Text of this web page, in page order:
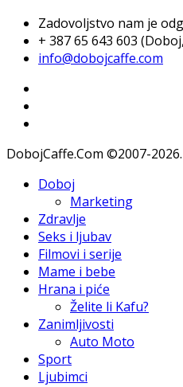
Zadovoljstvo nam je
+ 387 65 643 603
info@dobojcaffe.com
DobojCaffe.Com ©2007-
Doboj
Marketing
Zdravlje
Seks i ljubav
Filmovi i serije
Mame i bebe
Hrana i piće
Želite li Kafu?
Zanimljivosti
Auto Moto
Sport
Ljubimci